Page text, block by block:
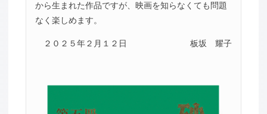
から生まれた作品ですが、映画を知らなくても問題
なく楽しめます。
２０２５年２月１２日 板坂 耀子